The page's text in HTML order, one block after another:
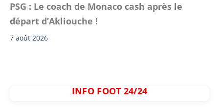
PSG : Le coach de Monaco cash après le
départ d’Akliouche !
7 août 2026
INFO FOOT 24/24